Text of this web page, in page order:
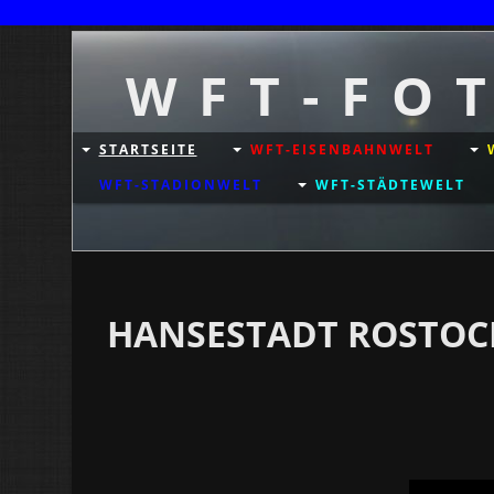
W F T - F O
STARTSEITE WFT-EISENBAHNWELT
WFT-STADIONWELT
WFT-STÄDTEWELT
HANSESTADT